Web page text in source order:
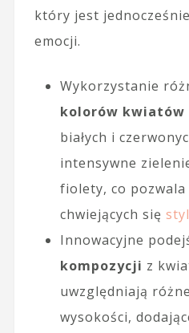
który jest
emocji.
Wykorzystanie
kolorów kwiatów
białych i
intensywne
fiolety, co
chwiejących się
Innowacyjne
kompozycji z
uwzględniają
wysokości,